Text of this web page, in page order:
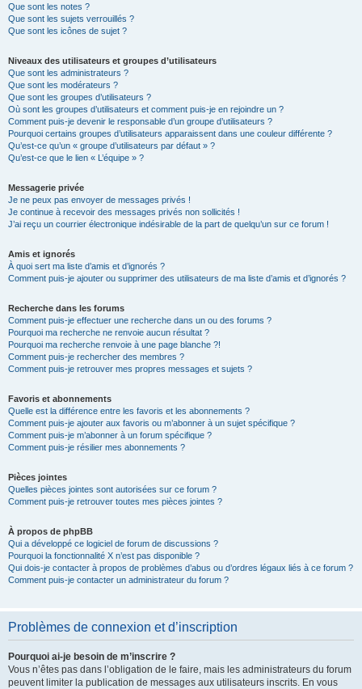
Que sont les notes ?
Que sont les sujets verrouillés ?
Que sont les icônes de sujet ?
Niveaux des utilisateurs et groupes d’utilisateurs
Que sont les administrateurs ?
Que sont les modérateurs ?
Que sont les groupes d’utilisateurs ?
Où sont les groupes d’utilisateurs et comment puis-je en rejoindre un ?
Comment puis-je devenir le responsable d’un groupe d’utilisateurs ?
Pourquoi certains groupes d’utilisateurs apparaissent dans une couleur différente ?
Qu’est-ce qu’un « groupe d’utilisateurs par défaut » ?
Qu’est-ce que le lien « L’équipe » ?
Messagerie privée
Je ne peux pas envoyer de messages privés !
Je continue à recevoir des messages privés non sollicités !
J’ai reçu un courrier électronique indésirable de la part de quelqu’un sur ce forum !
Amis et ignorés
À quoi sert ma liste d’amis et d’ignorés ?
Comment puis-je ajouter ou supprimer des utilisateurs de ma liste d’amis et d’ignorés ?
Recherche dans les forums
Comment puis-je effectuer une recherche dans un ou des forums ?
Pourquoi ma recherche ne renvoie aucun résultat ?
Pourquoi ma recherche renvoie à une page blanche ?!
Comment puis-je rechercher des membres ?
Comment puis-je retrouver mes propres messages et sujets ?
Favoris et abonnements
Quelle est la différence entre les favoris et les abonnements ?
Comment puis-je ajouter aux favoris ou m’abonner à un sujet spécifique ?
Comment puis-je m’abonner à un forum spécifique ?
Comment puis-je résilier mes abonnements ?
Pièces jointes
Quelles pièces jointes sont autorisées sur ce forum ?
Comment puis-je retrouver toutes mes pièces jointes ?
À propos de phpBB
Qui a développé ce logiciel de forum de discussions ?
Pourquoi la fonctionnalité X n’est pas disponible ?
Qui dois-je contacter à propos de problèmes d’abus ou d’ordres légaux liés à ce forum ?
Comment puis-je contacter un administrateur du forum ?
Problèmes de connexion et d’inscription
Pourquoi ai-je besoin de m’inscrire ?
Vous n’êtes pas dans l’obligation de le faire, mais les administrateurs du forum
peuvent limiter la publication de messages aux utilisateurs inscrits. En vous